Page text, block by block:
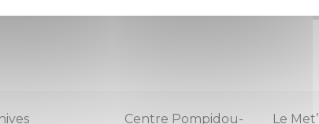
Centre Pompidou- Le Met’